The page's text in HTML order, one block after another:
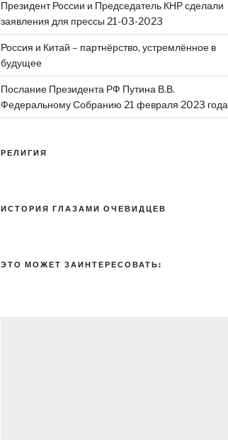
Президент России и Председатель КНР сделали
заявления для прессы 21-03-2023
Россия и Китай – партнёрство, устремлённое в
будущее
Послание Президента РФ Путина В.В.
Федеральному Собранию 21 февраля 2023 года
РЕЛИГИЯ
ИСТОРИЯ ГЛАЗАМИ ОЧЕВИДЦЕВ
ЭТО МОЖЕТ ЗАИНТЕРЕСОВАТЬ: